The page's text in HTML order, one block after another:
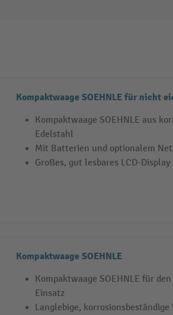
Kompaktwaage SOEHNLE für nicht
Kompaktwaage SOEHNLE aus
Edelstahl
Mit Batterien und optionalem
Großes, gut lesbares LCD-Display
Kompaktwaage SOEHNLE
Kompaktwaage SOEHNLE für
Einsatz
Langlebige,